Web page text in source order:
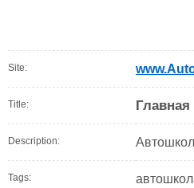
Site:
Title:
Description:
Tags: